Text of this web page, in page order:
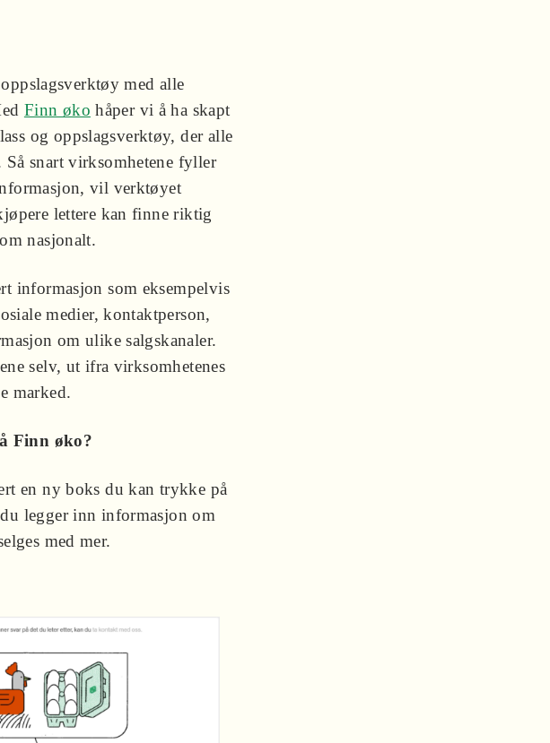
med alle
Finn øko håper vi å ha skapt
og oppslagsverktøy, der alle
snart virksomhetene fyller
vil verktøyet
lettere kan finne riktig
nasjonalt.
informasjon som eksempelvis
medier, kontaktperson,
om ulike salgskanaler.
selv, ut ifra virksomhetenes
marked.
Finn øko?
en ny boks du kan trykke på
legger inn informasjon om
med mer.